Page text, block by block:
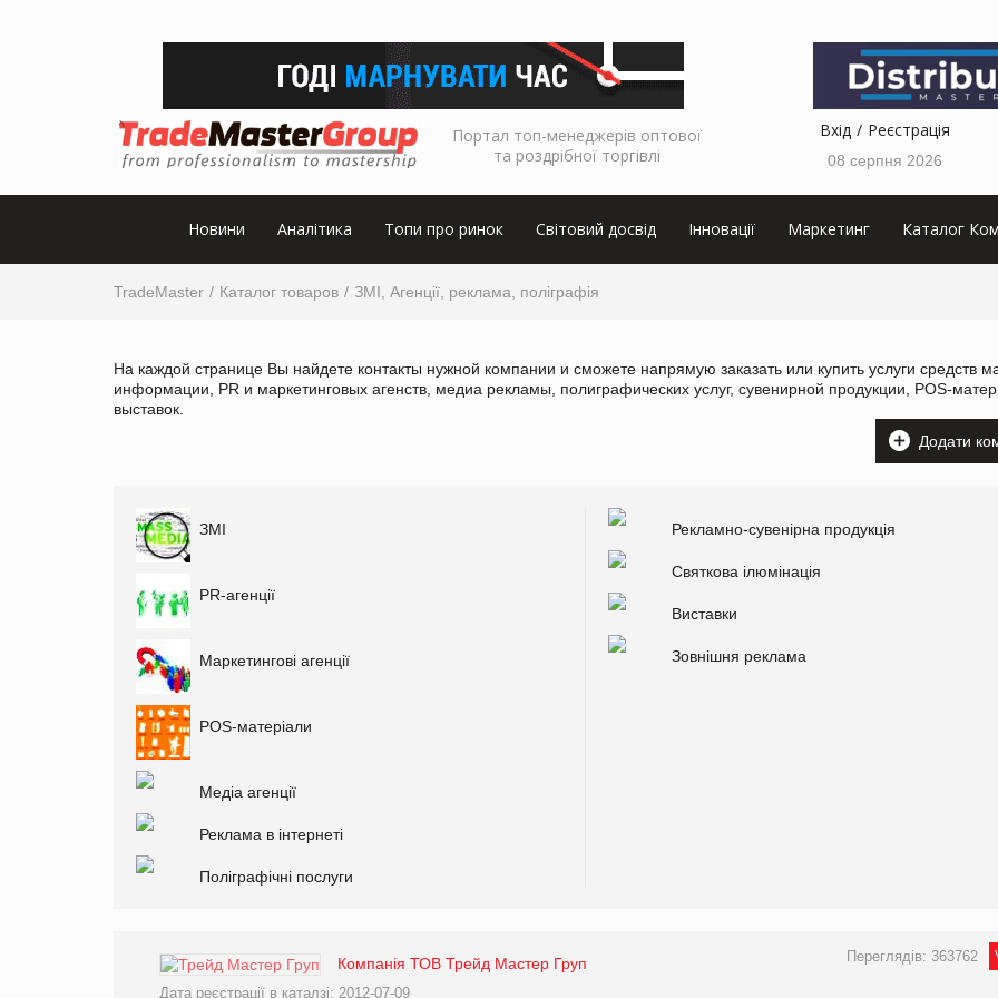
Портал топ-менеджерів оптової
та роздрібної торгівлі
Вхід Реєстрація
08 серпня 2026
Новини Аналітика Топи про ринок Світовий досвід Інновації Маркетинг Каталог
TradeMaster Каталог товаров ЗМІ, Агенції, реклама, поліграфія
На каждой странице Вы найдете контакты нужной компании и сможете напрямую заказать или купить услуги средств
информации, PR и маркетинговых агенств, медиа рекламы, полиграфических услуг, сувенирной продукции, POS-
выставок.
Додати
ЗМІ
PR-агенції
Маркетингові агенції
РОS-матеріали
Медіа агенції
Реклама в інтернеті
Поліграфічні послуги
Рекламно-сувенірна продукція
Святкова ілюмінація
Виставки
Зовнішня реклама
Переглядів: 363762
Компанія ТОВ Трейд Мастер Груп
Дата реєстрації в каталзі: 2012-07-09